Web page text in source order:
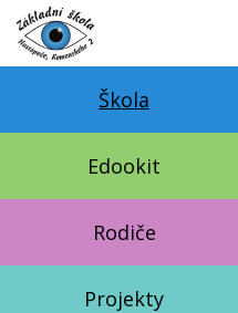
Škola
Edookit
Rodiče
Projekty